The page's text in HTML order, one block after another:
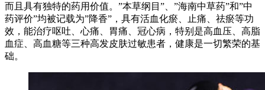
而且具有独特的药用价值。”本草纲目”、”海南中草药”和”中
药评价”均被记载为”降香”，具有活血化瘀、止痛、祛瘀等功
效，能治疗呕吐、心痛、胃痛、冠心病，特别是高血压、高脂
血症、高血糖等三种高发皮肤过敏患者，健康是一切繁荣的基
础。